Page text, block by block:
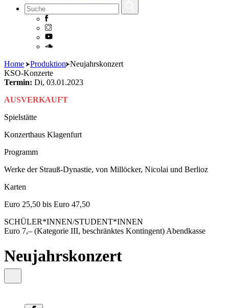
Skip
to
content
Home Produktion Neujahrskonzert
KSO-Konzerte
Termin: Di, 03.01.2023
AUSVERKAUFT
Spielstätte
Konzerthaus Klagenfurt
Programm
Werke der Strauß-Dynastie, von Millöcker, Nicolai und Berlioz
Karten
Euro 25,50 bis Euro 47,50
SCHÜLER*INNEN/STUDENT*INNEN
Euro 7,– (Kategorie III, beschränktes Kontingent) Abendkasse
Neujahrskonzert